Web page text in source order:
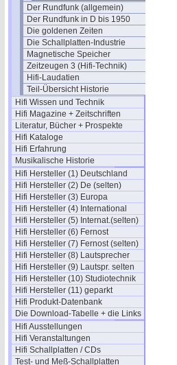
Der Rundfunk (allgemein)
Der Rundfunk in D bis 1950
Die goldenen Zeiten
Die Schallplatten-Industrie
Magnetische Speicher
Zeitzeugen 3 (Hifi-Technik)
Hifi-Laudatien
Teil-Übersicht Historie
Hifi Wissen und Technik
Hifi Magazine + Zeitschriften
Literatur, Bücher + Prospekte
Hifi Kataloge
Hifi Erfahrung
Musikalische Historie
Hifi Hersteller (1) Deutschland
Hifi Hersteller (2) De (selten)
Hifi Hersteller (3) Europa
Hifi Hersteller (4) International
Hifi Hersteller (5) Internat.(selten)
Hifi Hersteller (6) Fernost
Hifi Hersteller (7) Fernost (selten)
Hifi Hersteller (8) Lautsprecher
Hifi Hersteller (9) Lautspr. selten
Hifi Hersteller (10) Studiotechnik
Hifi Hersteller (11) geparkt
Hifi Produkt-Datenbank
Die Download-Tabelle + die Links
Hifi Ausstellungen
Hifi Veranstaltungen
Hifi Schallplatten / CDs
Test- und Meß-Schallplatten